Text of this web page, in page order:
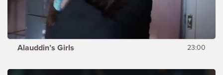
Alauddin’s Girls 23:00